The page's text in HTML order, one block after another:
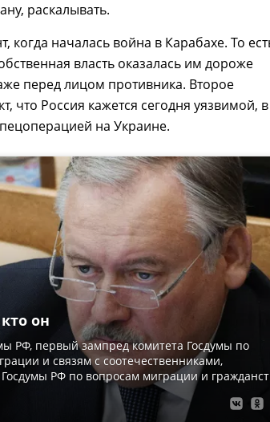
раскалывать.
началась война в Карабахе. То
власть оказалась им дороже
перед лицом противника. Второе
что Россия кажется сегодня уязвимой, в
на Украине.
он
РФ, первый зампред комитета Госдумы по
и связям с соотечественниками,
РФ по вопросам миграции и